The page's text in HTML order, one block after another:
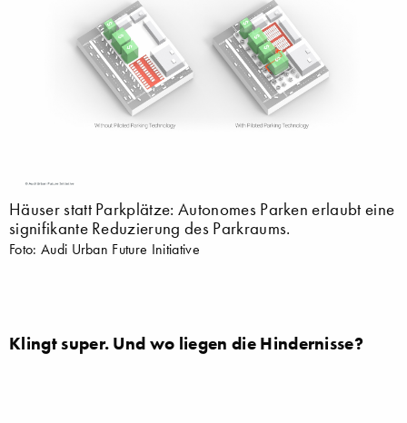
Häuser statt Parkplätze: Autonomes Parken erlaubt eine
signifikante Reduzierung des Parkraums.
Foto: Audi Urban Future Initiative
Klingt super. Und wo liegen die Hindernisse?